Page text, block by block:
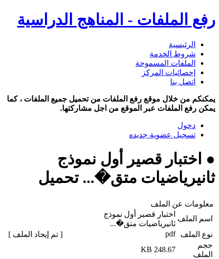
رفع الملفات - المناهج الدراسية
الرئيسية
شروط الخدمة
الملفات المسموحة
إحصائيات المركز
اتصل بنا
يمكنكم من خلال موقع رفع الملفات من تحميل جميع الملفات ، كما
يمكن رفع الملفات عبر الموقع من اجل مشاركتها.
دخول
تسجيل عضوية جديده
● اختبار قصير أول نموذج
ثانيرياضيات متق�... تحميل
معلومات عن الملف
اسم الملف
اختبار قصير أول نموذج
ثانيرياضيات متق�...
نوع الملف
pdf
حجم
الملف
248.67 KB
[ تم إيجاد الملف ]